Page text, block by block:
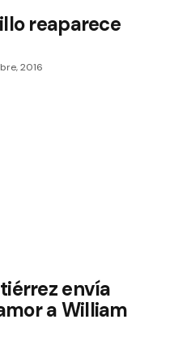
reaparece
2016
envía
a William